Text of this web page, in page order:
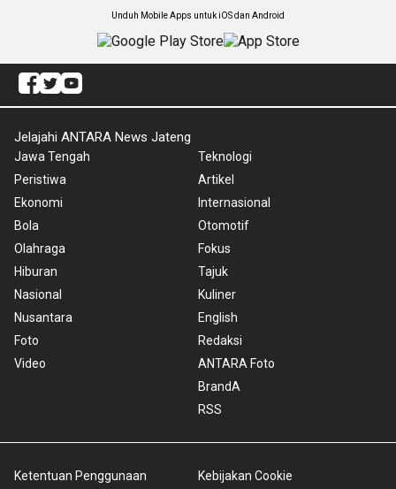
Unduh Mobile Apps untuk iOS dan Android
Jelajahi ANTARA News Jateng
Jawa Tengah
Peristiwa
Ekonomi
Bola
Olahraga
Hiburan
Nasional
Nusantara
Foto
Video
Teknologi
Artikel
Internasional
Otomotif
Fokus
Tajuk
Kuliner
English
Redaksi
ANTARA Foto
BrandA
RSS
Ketentuan Penggunaan Kebijakan Cookie